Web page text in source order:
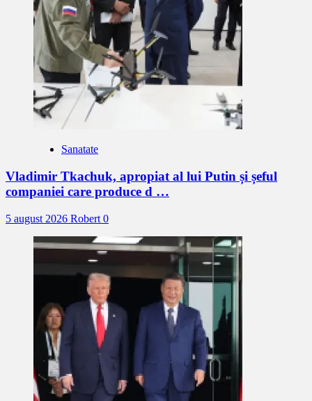
Sanatate
Vladimir Tkachuk, apropiat al lui Putin și șeful
companiei care produce d …
5 august 2026 Robert 0